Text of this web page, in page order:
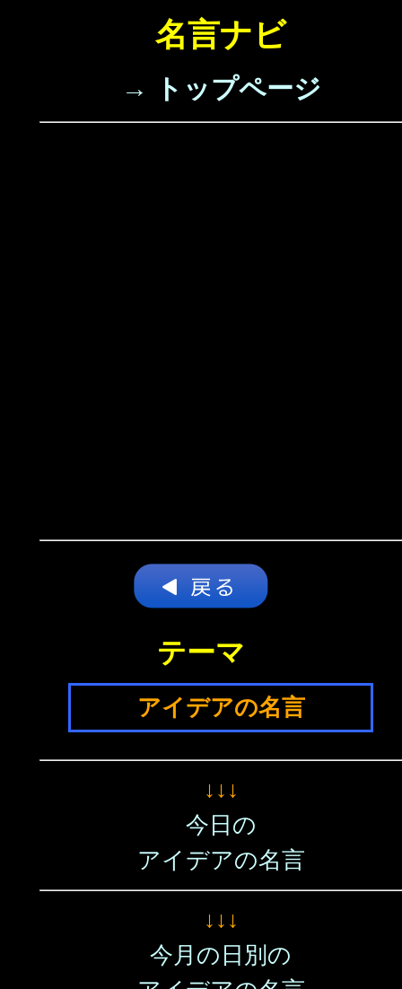
名言ナビ
→ トップページ
テーマ
アイデアの名言
↓↓↓
今日の
アイデアの名言
↓↓↓
今月の日別の